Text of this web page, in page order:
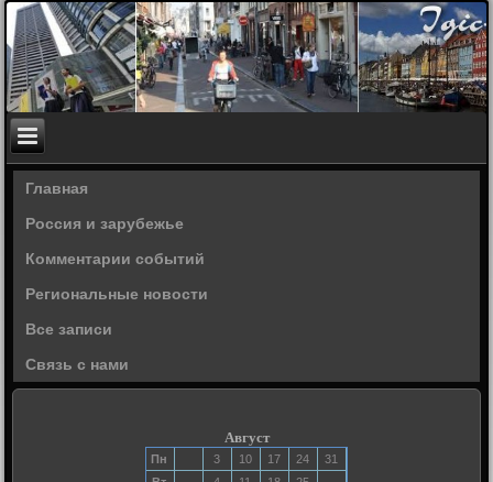
Главная
Россия и зарубежье
Комментарии событий
Региональные новости
Все записи
Связь с нами
Август
Пн 3 10 17 24
31